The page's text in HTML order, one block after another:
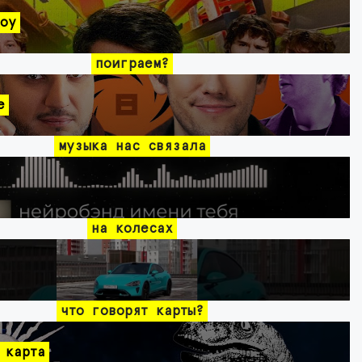
поиграем?
музыка нас связала
на колесах
что говорят карты?
карта